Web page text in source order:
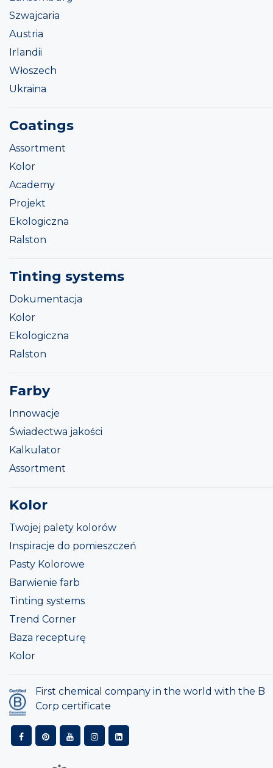
Szwajcaria
Austria
Irlandii
Włoszech
Ukraina
Coatings
Assortment
Kolor
Academy
Projekt
Ekologiczna
Ralston
Tinting systems
Dokumentacja
Kolor
Ekologiczna
Ralston
Farby
Innowacje
Świadectwa jakości
Kalkulator
Assortment
Kolor
Twojej palety kolorów
Inspiracje do pomieszczeń
Pasty Kolorowe
Barwienie farb
Tinting systems
Trend Corner
Baza recepturę
Kolor
First chemical company in the world with the B
Corp certificate